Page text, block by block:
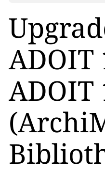
ADOIT
ADOIT